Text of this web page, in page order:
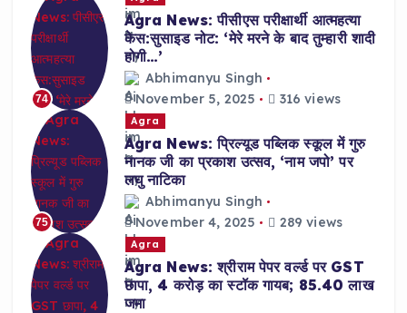
74
Agra News: पीसीएस परीक्षार्थी आत्महत्या
केस:सुसाइड नोट: ‘मेरे मरने के बाद तुम्हारी शादी
होगी…’
Abhimanyu Singh
November 5, 2025
316 views
75
Agra
Agra News: प्रिल्यूड पब्लिक स्कूल में गुरु
नानक जी का प्रकाश उत्सव, ‘नाम जपो’ पर
लघु नाटिका
Abhimanyu Singh
November 4, 2025
289 views
Agra
Agra News: श्रीराम पेपर वर्ल्ड पर GST
छापा, 4 करोड़ का स्टॉक गायब; 85.40 लाख
जमा